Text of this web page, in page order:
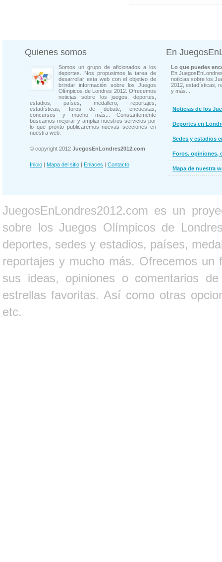
Quienes somos
Somos un grupo de aficionados a los
deportes. Nos propusimos la tarea de
desarrollar esta web con el objetivo de
brindar información sobre los Juegos
Olímpicos de Londres 2012. Ofrecemos
noticias sobre los juegos, deportes,
estadios, países, medallero, reportajes,
estadísticas, foros de debate, encuestas,
concursos y mucho más... Constantemente
buscamos mejorar y ampliar nuestros servicios por
lo que pronto publicaremos nuevas secciones en
nuestra web.
© copyright 2012 JuegosEnLondres2012.com
Inicio | Mapa del sitio | Enlaces | Contacto
En
Lo que puedes
En
noticias sobre los
2012, estadísticas,
y más...
Noticias de los
Deportes en
Sedes y estadios
Foros, opiniones,
Mapa de nuestra
JuegosEnLondres2012.com es un
sobre los Juegos Olímpicos de
deportes, sedes y estadios, países,
reportajes y mucho más. Ofrecemos un
sus ideas, opiniones o comentarios
estrellas favoritas. Así como otras
etc.